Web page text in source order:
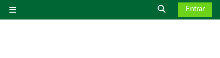
Selector de
Entrar